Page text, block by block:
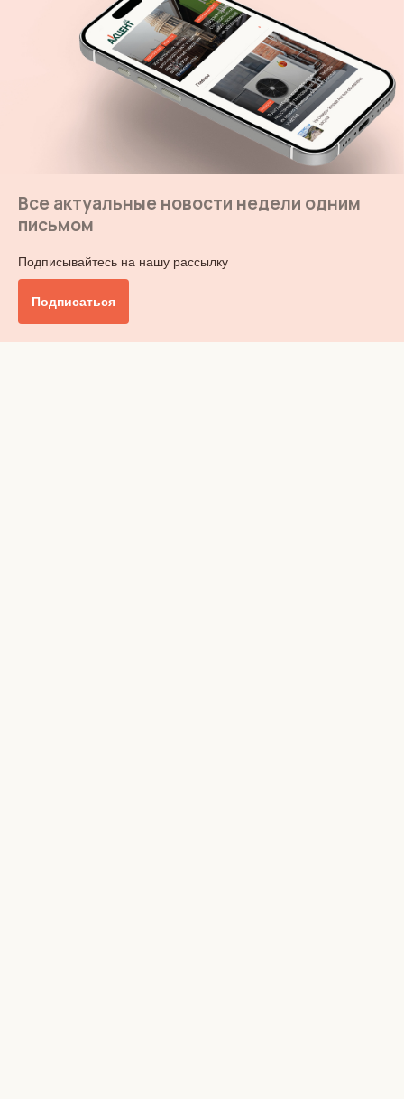
Все актуальные новости недели одним
письмом
Подписывайтесь на нашу рассылку
Подписаться